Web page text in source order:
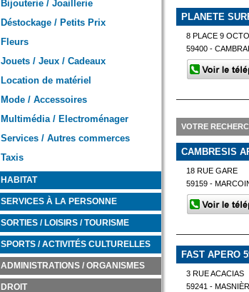
Bijouterie / Joaillerie
Déstockage / Petits Prix
Fleurs
Jouets / Jeux / Cadeaux
Location de matériel
Mode / Accessoires
Multimédia / Electroménager
Services / Autres commerces
Taxis
HABITAT
SERVICES À LA PERSONNE
SORTIES / LOISIRS / TOURISME
SPORTS / ACTIVITÉS CULTURELLES
ADMINISTRATIONS / ORGANISMES
DROIT
PLANETE
8 PLACE 9
59400 - CAMBRAI
VOTRE
CAMBRESIS
18 RUE GARE
59159 -
FAST APERO
3 RUE ACACIAS
59241 -